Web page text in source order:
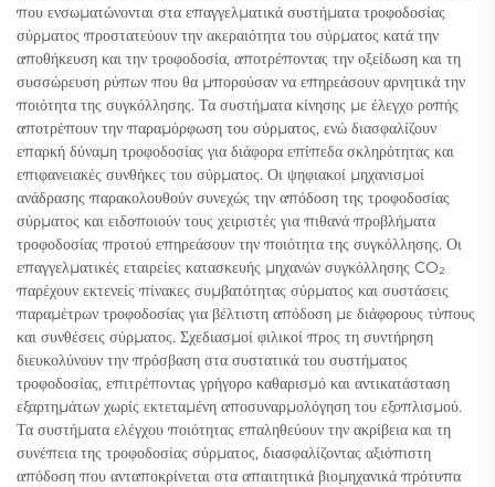
που ενσωματώνονται στα επαγγελματικά συστήματα τροφοδοσίας
σύρματος προστατεύουν την ακεραιότητα του σύρματος κατά την
αποθήκευση και την τροφοδοσία, αποτρέποντας την οξείδωση και τη
συσσώρευση ρύπων που θα μπορούσαν να επηρεάσουν αρνητικά την
ποιότητα της συγκόλλησης. Τα συστήματα κίνησης με έλεγχο ροπής
αποτρέπουν την παραμόρφωση του σύρματος, ενώ διασφαλίζουν
επαρκή δύναμη τροφοδοσίας για διάφορα επίπεδα σκληρότητας και
επιφανειακές συνθήκες του σύρματος. Οι ψηφιακοί μηχανισμοί
ανάδρασης παρακολουθούν συνεχώς την απόδοση της τροφοδοσίας
σύρματος και ειδοποιούν τους χειριστές για πιθανά προβλήματα
τροφοδοσίας προτού επηρεάσουν την ποιότητα της συγκόλλησης. Οι
επαγγελματικές εταιρείες κατασκευής μηχανών συγκόλλησης CO₂
παρέχουν εκτενείς πίνακες συμβατότητας σύρματος και συστάσεις
παραμέτρων τροφοδοσίας για βέλτιστη απόδοση με διάφορους τύπους
και συνθέσεις σύρματος. Σχεδιασμοί φιλικοί προς τη συντήρηση
διευκολύνουν την πρόσβαση στα συστατικά του συστήματος
τροφοδοσίας, επιτρέποντας γρήγορο καθαρισμό και αντικατάσταση
εξαρτημάτων χωρίς εκτεταμένη αποσυναρμολόγηση του εξοπλισμού.
Τα συστήματα ελέγχου ποιότητας επαληθεύουν την ακρίβεια και τη
συνέπεια της τροφοδοσίας σύρματος, διασφαλίζοντας αξιόπιστη
απόδοση που ανταποκρίνεται στα απαιτητικά βιομηχανικά πρότυπα